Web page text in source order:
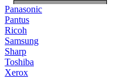
Panasonic
Pantus
Ricoh
Samsung
Sharp
Toshiba
Xerox